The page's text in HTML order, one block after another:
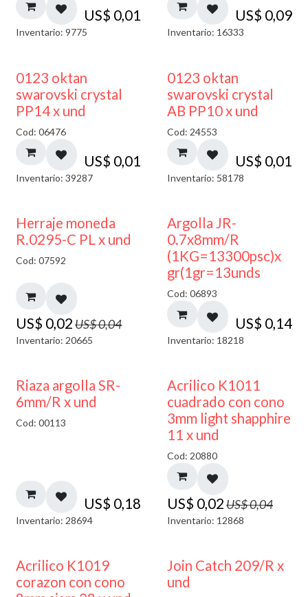
US$ 0,01
Inventario: 9775
US$ 0,09
Inventario: 16333
0123 oktan
swarovski crystal
PP14 x und
Cod: 06476
US$ 0,01
Inventario: 39287
0123 oktan
swarovski crystal
AB PP10 x und
Cod: 24553
US$ 0,01
Inventario: 58178
50% DESCUENTO
Herraje moneda
R.0295-C PL x und
Cod: 07592
US$ 0,02US$0,04
Inventario: 20665
Argolla JR-
0.7x8mm/R
(1KG=13300psc)x
gr(1gr=13unds
Cod: 06893
US$ 0,14
Inventario: 18218
Riaza argolla SR-
6mm/R x und
Cod: 00113
US$ 0,18
Inventario: 28694
50% DESCUENTO
Acrilico K1011
cuadrado con cono
3mm light shapphire
11 x und
Cod: 20880
US$ 0,02US$0,04
Inventario: 12868
Acrilico K1019
corazon con cono
Join Catch 209/R x
und